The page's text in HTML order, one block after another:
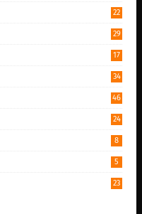
22
29
17
34
46
24
8
5
23